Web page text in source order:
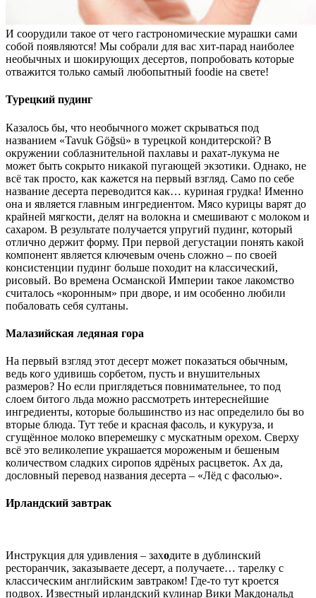
И соорудили такое от чего гастрономические мурашки сами
собой появляются! Мы собрали для вас хит-парад наиболее
необычных и шокирующих десертов, попробовать которые
отважится только самый любопытный foodie на свете!
Турецкий пудинг
Казалось бы, что необычного может скрываться под
названием «Tavuk Göğsü» в турецкой кондитерской? В
окружении соблазнительной пахлавы и рахат-лукума не
может быть сокрыто никакой пугающей экзотики. Однако, не
всё так просто, как кажется на первый взгляд. Само по себе
название десерта переводится как… куриная грудка! Именно
она и является главным ингредиентом. Мясо курицы варят до
крайней мягкости, делят на волокна и смешивают с молоком и
сахаром. В результате получается упругий пудинг, который
отлично держит форму. При первой дегустации понять какой
компонент является ключевым очень сложно – по своей
консистенции пудинг больше походит на классический,
рисовый. Во времена Османской Империи такое лакомство
считалось «коронным» при дворе, и им особенно любили
побаловать себя султаны.
Малазийская ледяная гора
На первый взгляд этот десерт может показаться обычным,
ведь кого удивишь сорбетом, пусть и внушительных
размеров? Но если приглядеться повнимательнее, то под
слоем битого льда можно рассмотреть интереснейшие
ингредиенты, которые большинство из нас определило бы во
вторые блюда. Тут тебе и красная фасоль, и кукуруза, и
сгущённое молоко вперемешку с мускатным орехом. Сверху
всё это великолепие украшается мороженым и бешеным
количеством сладких сиропов ядрёных расцветок. Ах да,
дословный перевод названия десерта – «Лёд с фасолью».
Ирландский завтрак
Инструкция для удивления – заходите в дублинский
ресторанчик, заказываете десерт, а получаете… тарелку с
классическим английским завтраком! Где-то тут кроется
подвох. Известный ирландский кулинар Вики Макдональд